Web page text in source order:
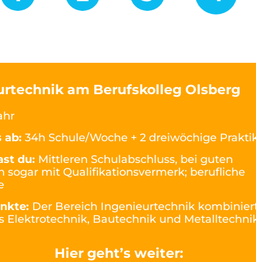
am Berufskolleg Olsberg
ab: 34h Schule/Woche + 2 dreiwöchige
du: Mittleren Schulabschluss, bei guten
sogar mit Qualifikationsvermerk; berufliche
Der Bereich Ingenieurtechnik
Elektrotechnik, Bautechnik und
Hier geht’s weiter: